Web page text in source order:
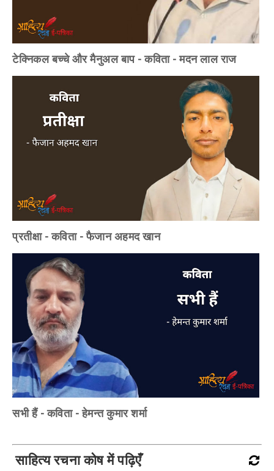
टेक्निकल बच्चे और मैनुअल बाप - कविता - मदन लाल राज
प्रतीक्षा - कविता - फैजान अहमद खान
सभी हैं - कविता - हेमन्त कुमार शर्मा
साहित्य रचना कोष में पढ़िएँ